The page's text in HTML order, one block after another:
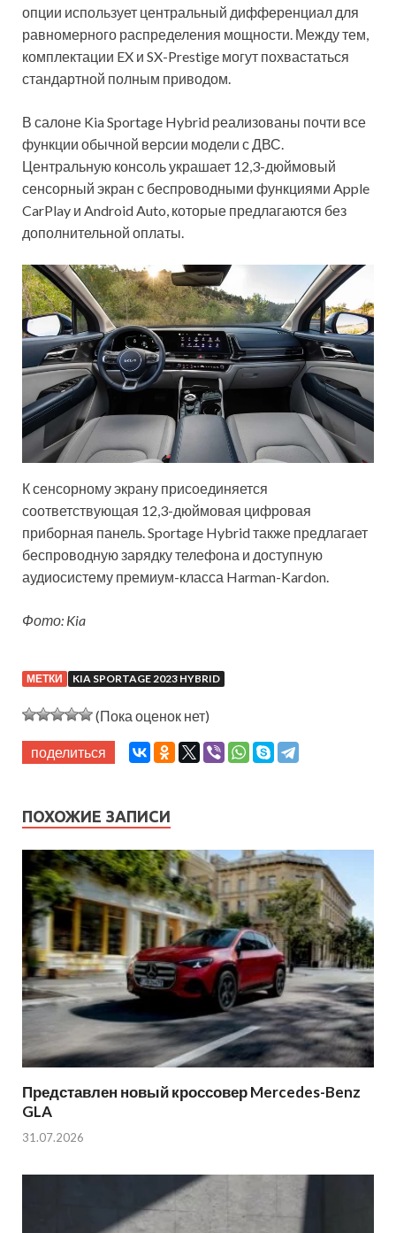
опции использует центральный дифференциал для
равномерного распределения мощности. Между тем,
комплектации EX и SX-Prestige могут похвастаться
стандартной полным приводом.
В салоне Kia Sportage Hybrid реализованы почти все
функции обычной версии модели с ДВС.
Центральную консоль украшает 12,3-дюймовый
сенсорный экран с беспроводными функциями Apple
CarPlay и Android Auto, которые предлагаются без
дополнительной оплаты.
К сенсорному экрану присоединяется
соответствующая 12,3-дюймовая цифровая
приборная панель. Sportage Hybrid также предлагает
беспроводную зарядку телефона и доступную
аудиосистему премиум-класса Harman-Kardon.
Фото: Kia
МЕТКИ KIA SPORTAGE 2023 HYBRID
(Пока оценок нет)
поделиться
ПОХОЖИЕ ЗАПИСИ
Представлен новый кроссовер Mercedes-Benz
GLA
31.07.2026